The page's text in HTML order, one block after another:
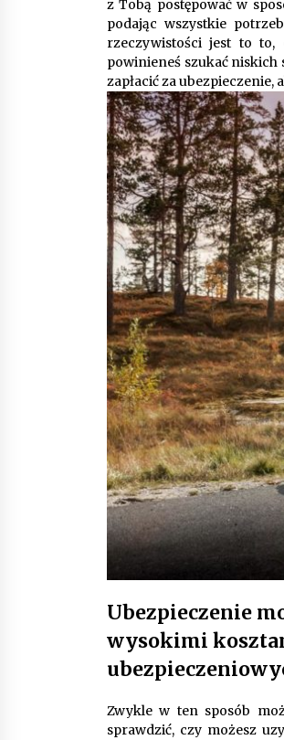
z Tobą postępować w
podając wszystkie
rzeczywistości jest to to,
powinieneś szukać niskich
zapłacić za ubezpieczenie,
Ubezpieczenie
wysokimi
Zwykle w ten sposób
sprawdzić, czy możesz